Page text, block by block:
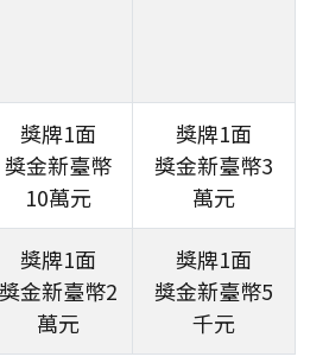
獎牌1面
獎金新臺幣
10萬元
獎牌1面
獎金新臺幣3
萬元
獎牌1面
獎金新臺幣2
萬元
獎牌1面
獎金新臺幣5
千元